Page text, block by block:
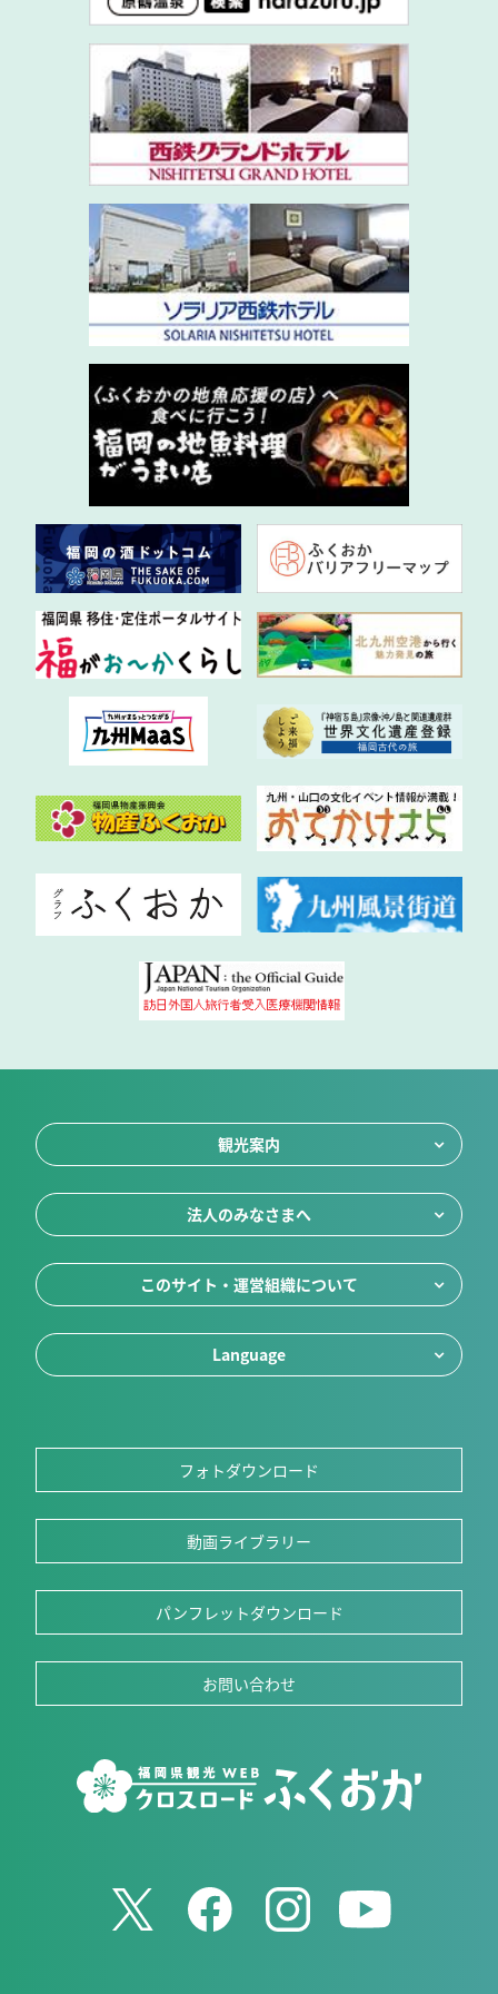
観光案内
法人のみなさまへ
このサイト・運営組織について
Language
フォトダウンロード
動画ライブラリー
パンフレットダウンロード
お問い合わせ